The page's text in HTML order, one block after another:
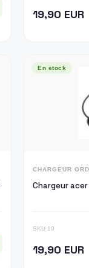
19,90 EUR
En stock
CHARGEUR
Chargeur
SKU 19
19,90 EUR